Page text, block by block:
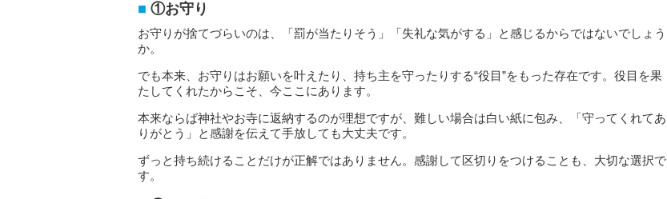
①お守り
お守りが捨てづらいのは、「罰が当たりそう」「失礼な気がする」と感じるからではないでしょう
か。
でも本来、お守りはお願いを叶えたり、持ち主を守ったりする“役目”をもった存在です。役目を果
たしてくれたからこそ、今ここにあります。
本来ならば神社やお寺に返納するのが理想ですが、難しい場合は白い紙に包み、「守ってくれてあ
りがとう」と感謝を伝えて手放しても大丈夫です。
ずっと持ち続けることだけが正解ではありません。感謝して区切りをつけることも、大切な選択で
す。